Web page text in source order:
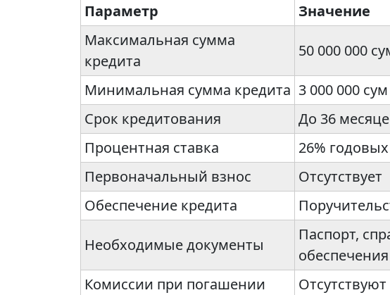
Параметр
Значение
Максимальная сумма
кредита
50 000 000
Минимальная сумма кредита 3 000 000 сум
Срок кредитования
До 36
Процентная ставка
26% годовых
Первоначальный взнос
Отсутствует
Обеспечение кредита
Необходимые документы
Паспорт,
обеспечения
Комиссии при погашении